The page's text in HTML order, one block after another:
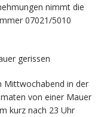
nimmt die
07021/5010
gerissen
Mittwochabend in der
von einer Mauer
kurz nach 23 Uhr